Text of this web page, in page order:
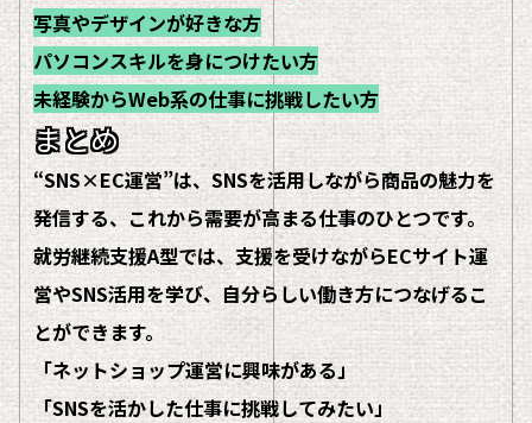
写真やデザインが好きな方
パソコンスキルを身につけたい方
未経験からWeb系の仕事に挑戦したい方
まとめ
“SNS×EC運営”は、SNSを活用しながら商品の魅力を
発信する、これから需要が高まる仕事のひとつです。
就労継続支援A型では、支援を受けながらECサイト運
営やSNS活用を学び、自分らしい働き方につなげるこ
とができます。
「ネットショップ運営に興味がある」
「SNSを活かした仕事に挑戦してみたい」